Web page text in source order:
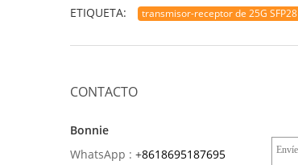
ETIQUETA: transmisor-receptor de 25G SFP28
CONTACTO
Bonnie
WhatsApp : +8618695187695